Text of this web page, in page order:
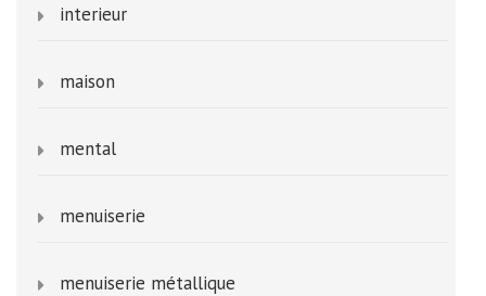
interieur
maison
mental
menuiserie
menuiserie métallique